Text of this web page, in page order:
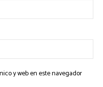
y web en este navegador